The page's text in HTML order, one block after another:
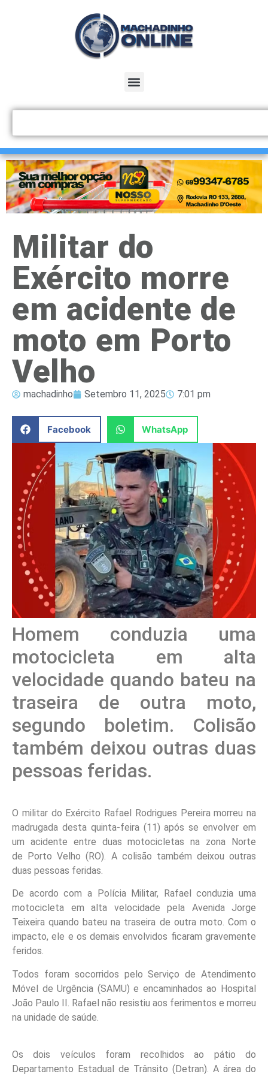
Militar do
Exército morre
em acidente de
moto em Porto
Velho
machadinho Setembro 11, 2025 7:01 pm
Facebook WhatsApp
Homem conduzia uma
motocicleta em alta
velocidade quando bateu na
traseira de outra moto,
segundo boletim. Colisão
também deixou outras duas
pessoas feridas.
O militar do Exército Rafael Rodrigues Pereira morreu na
madrugada desta quinta-feira (11) após se envolver em
um acidente entre duas motocicletas na zona Norte
de Porto Velho (RO). A colisão também deixou outras
duas pessoas feridas.
De acordo com a Polícia Militar, Rafael conduzia uma
motocicleta em alta velocidade pela Avenida Jorge
Teixeira quando bateu na traseira de outra moto. Com o
impacto, ele e os demais envolvidos ficaram gravemente
feridos.
Todos foram socorridos pelo Serviço de Atendimento
Móvel de Urgência (SAMU) e encaminhados ao Hospital
João Paulo II. Rafael não resistiu aos ferimentos e morreu
na unidade de saúde.
Os dois veículos foram recolhidos ao pátio do
Departamento Estadual de Trânsito (Detran). A área do